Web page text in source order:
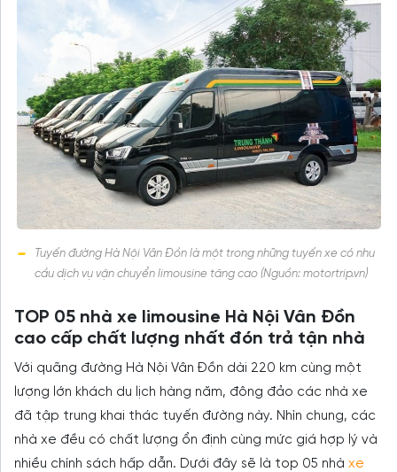
Tuyến đường Hà Nội Vân Đồn là một trong những tuyến xe có nhu
cầu dịch vụ vận chuyển limousine tăng cao (Nguồn: motortrip.vn)
TOP 05 nhà xe limousine Hà Nội Vân Đồn
cao cấp chất lượng nhất đón trả tận nhà
Với quãng đường Hà Nội Vân Đồn dài 220 km cùng một
lượng lớn khách du lịch hàng năm, đông đảo các nhà xe
đã tập trung khai thác tuyến đường này. Nhìn chung, các
nhà xe đều có chất lượng ổn định cùng mức giá hợp lý và
nhiều chính sách hấp dẫn. Dưới đây sẽ là top 05 nhà xe